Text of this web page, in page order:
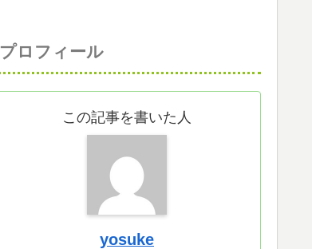
プロフィール
この記事を書いた人
yosuke